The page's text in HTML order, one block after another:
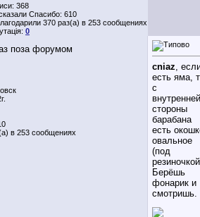
368
Спасибо: 610
370 раз(а) в 253 сообщениях
0
в 253 сообщениях
cniaz ,
есть яма,
с
внутренней
стороны
барабана
есть
овальное
(под
Берёшь
фонарик и
смотришь.